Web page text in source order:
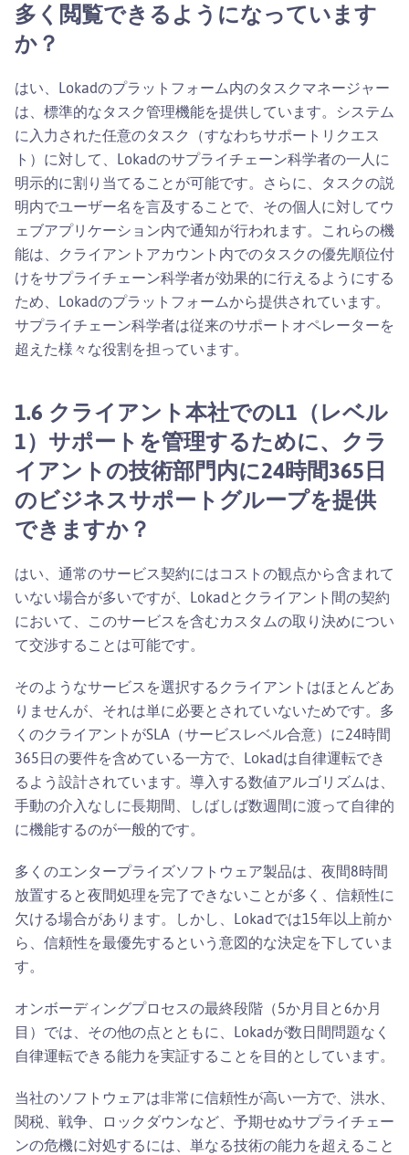
多く閲覧できるようになっています
か？
はい、Lokadのプラットフォーム内のタスクマネージャー
は、標準的なタスク管理機能を提供しています。システム
に入力された任意のタスク（すなわちサポートリクエス
ト）に対して、Lokadのサプライチェーン科学者の一人に
明示的に割り当てることが可能です。さらに、タスクの説
明内でユーザー名を言及することで、その個人に対してウ
ェブアプリケーション内で通知が行われます。これらの機
能は、クライアントアカウント内でのタスクの優先順位付
けをサプライチェーン科学者が効果的に行えるようにする
ため、Lokadのプラットフォームから提供されています。
サプライチェーン科学者は従来のサポートオペレーターを
超えた様々な役割を担っています。
1.6 クライアント本社でのL1（レベル
1）サポートを管理するために、クラ
イアントの技術部門内に24時間365日
のビジネスサポートグループを提供
できますか？
はい、通常のサービス契約にはコストの観点から含まれて
いない場合が多いですが、Lokadとクライアント間の契約
において、このサービスを含むカスタムの取り決めについ
て交渉することは可能です。
そのようなサービスを選択するクライアントはほとんどあ
りませんが、それは単に必要とされていないためです。多
くのクライアントがSLA（サービスレベル合意）に24時間
365日の要件を含めている一方で、Lokadは自律運転でき
るよう設計されています。導入する数値アルゴリズムは、
手動の介入なしに長期間、しばしば数週間に渡って自律的
に機能するのが一般的です。
多くのエンタープライズソフトウェア製品は、夜間8時間
放置すると夜間処理を完了できないことが多く、信頼性に
欠ける場合があります。しかし、Lokadでは15年以上前か
ら、信頼性を最優先するという意図的な決定を下していま
す。
オンボーディングプロセスの最終段階（5か月目と6か月
目）では、その他の点とともに、Lokadが数日間問題なく
自律運転できる能力を実証することを目的としています。
当社のソフトウェアは非常に信頼性が高い一方で、洪水、
関税、戦争、ロックダウンなど、予期せぬサプライチェー
ンの危機に対処するには、単なる技術の能力を超えること